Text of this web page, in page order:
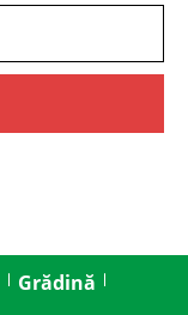
Grădină